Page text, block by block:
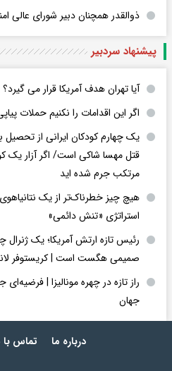
ذوالقدر همچنان دبیر شورای ‌عالی
پیشنهاد سردبیر
آیا تهران هدف آمریکا قرار می گیرد؟
اگر این اقدامات را نکنیم حملات
یک چهارم کودکان ایرانی از تحصیل
قتل مهسا شاکی است/ اگر آزار یک
مرتکب جرم شده اید
هیچ چیز خطرناک‌تر از یک
استراتژی «تنش دائمی»
رئیس تازه ارتش آمریکا؛ یک ژنرال
صمیمی هگست است | کریستوفر
راز تازه در چهره مونالیزا |
جهان
درباره ما تماس با